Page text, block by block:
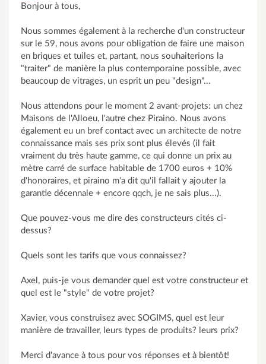
Bonjour à tous,
Nous sommes également à la recherche d'un constructeur
sur le 59, nous avons pour obligation de faire une maison
en briques et tuiles et, partant, nous souhaiterions la
"traiter" de manière la plus contemporaine possible, avec
beaucoup de vitrages, un esprit un peu "design"...
Nous attendons pour le moment 2 avant-projets: un chez
Maisons de l'Alloeu, l'autre chez Piraino. Nous avons
également eu un bref contact avec un architecte de notre
connaissance mais ses prix sont plus élevés (il fait
vraiment du très haute gamme, ce qui donne un prix au
mètre carré de surface habitable de 1700 euros + 10%
d'honoraires, et piraino m'a dit qu'il fallait y ajouter la
garantie décennale + encore qqch, je ne sais plus...).
Que pouvez-vous me dire des constructeurs cités ci-
dessus?
Quels sont les tarifs que vous connaissez?
Axel, puis-je vous demander quel est votre constructeur et
quel est le "style" de votre projet?
Xavier, vous construisez avec SOGIMS, quel est leur
manière de travailler, leurs types de produits? leurs prix?
Merci d'avance à tous pour vos réponses et à bientôt!